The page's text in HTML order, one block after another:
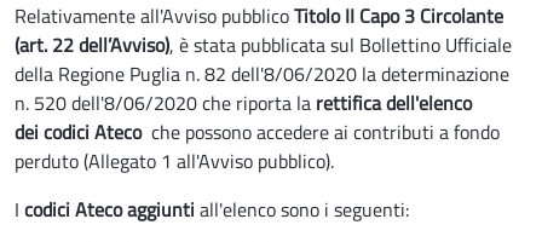
Relativamente all'Avviso pubblicoTitolo II Capo 3 Circolante
(art. 22 dell’Avviso), è stata pubblicata sul Bollettino Ufficiale
della Regione Puglia n. 82 dell'8/06/2020 la determinazione
n. 520 dell'8/06/2020 che riporta la rettifica dell'elenco
dei codici Atecoche possono accedere ai contributi a fondo
perduto (Allegato 1 all'Avviso pubblico).
I codici Ateco aggiunti all'elenco sono i seguenti: